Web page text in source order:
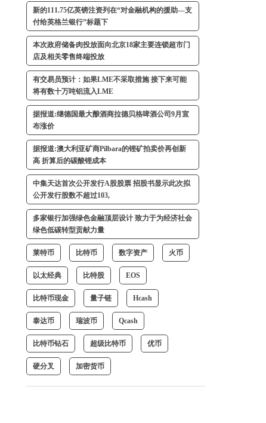
新的111.75亿英镑注资列在“对金融机构的援助—支
付给英格兰银行”标题下
本次政府储备肉投放面向北京18家主要连锁超市门
店及相关零售终端投放
有交易员预计：如果LME不采取措施 接下来可能
将有数十万吨铝流入LME
据报道:继德国最大酿酒商拉德贝格啤酒公司9月宣
布涨价
据报道:澳大利亚矿商Pilbara的锂矿拍卖价再创新
高 折算后的碳酸锂成本
中集天达首次公开发行A股股票 招股书显示此次拟
公开发行股数不超过103,
多家银行加强绿色金融顶层设计 致力于为经济社会
绿色低碳转型贡献力量
莱特币 比特币 数字资产 火币
以太经典 比特股 EOS
比特币现金 量子链 Hcash
泰达币 瑞波币 Qcash
比特币钻石 超级比特币 优币
硬分叉 加密货币